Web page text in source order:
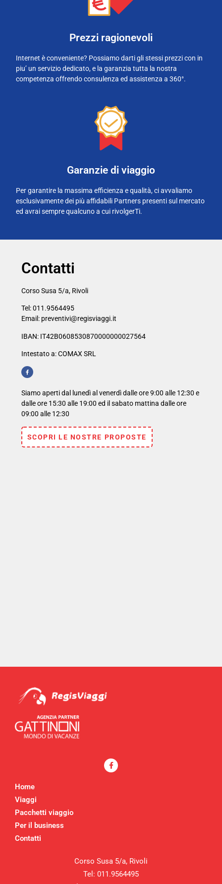
Prezzi ragionevoli
Internet è conveniente? Possiamo darti gli stessi prezzi con in
piu’ un servizio dedicato, e la garanzia tutta la nostra
competenza offrendo consulenza ed assistenza a 360°.
Garanzie di viaggio
Per garantire la massima efficienza e qualità, ci avvaliamo
esclusivamente dei più affidabili Partners presenti sul mercato
ed avrai sempre qualcuno a cui rivolgerTi.
Contatti
Corso Susa 5/a, Rivoli
Tel: 011.9564495
Email: preventivi@regisviaggi.it
IBAN: IT42B0608530870000000027564
Intestato a: COMAX SRL
Siamo aperti dal lunedì al venerdì dalle ore 9:00 alle 12:30 e
dalle ore 15:30 alle 19:00 ed il sabato mattina dalle ore
09:00 alle 12:30
SCOPRI LE NOSTRE PROPOSTE
Corso Susa 5/a, Rivoli
Tel: 011.9564495
Home
Viaggi
Pacchetti viaggio
Per il business
Contatti